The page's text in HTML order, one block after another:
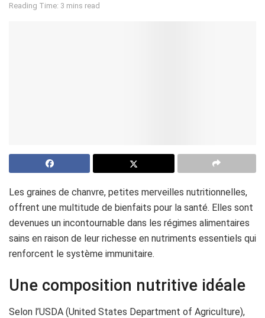
Reading Time: 3 mins read
Les graines de chanvre, petites merveilles nutritionnelles,
offrent une multitude de bienfaits pour la santé. Elles sont
devenues un incontournable dans les régimes alimentaires
sains en raison de leur richesse en nutriments essentiels qui
renforcent le système immunitaire.
Une composition nutritive idéale
Selon l’USDA (United States Department of Agriculture),